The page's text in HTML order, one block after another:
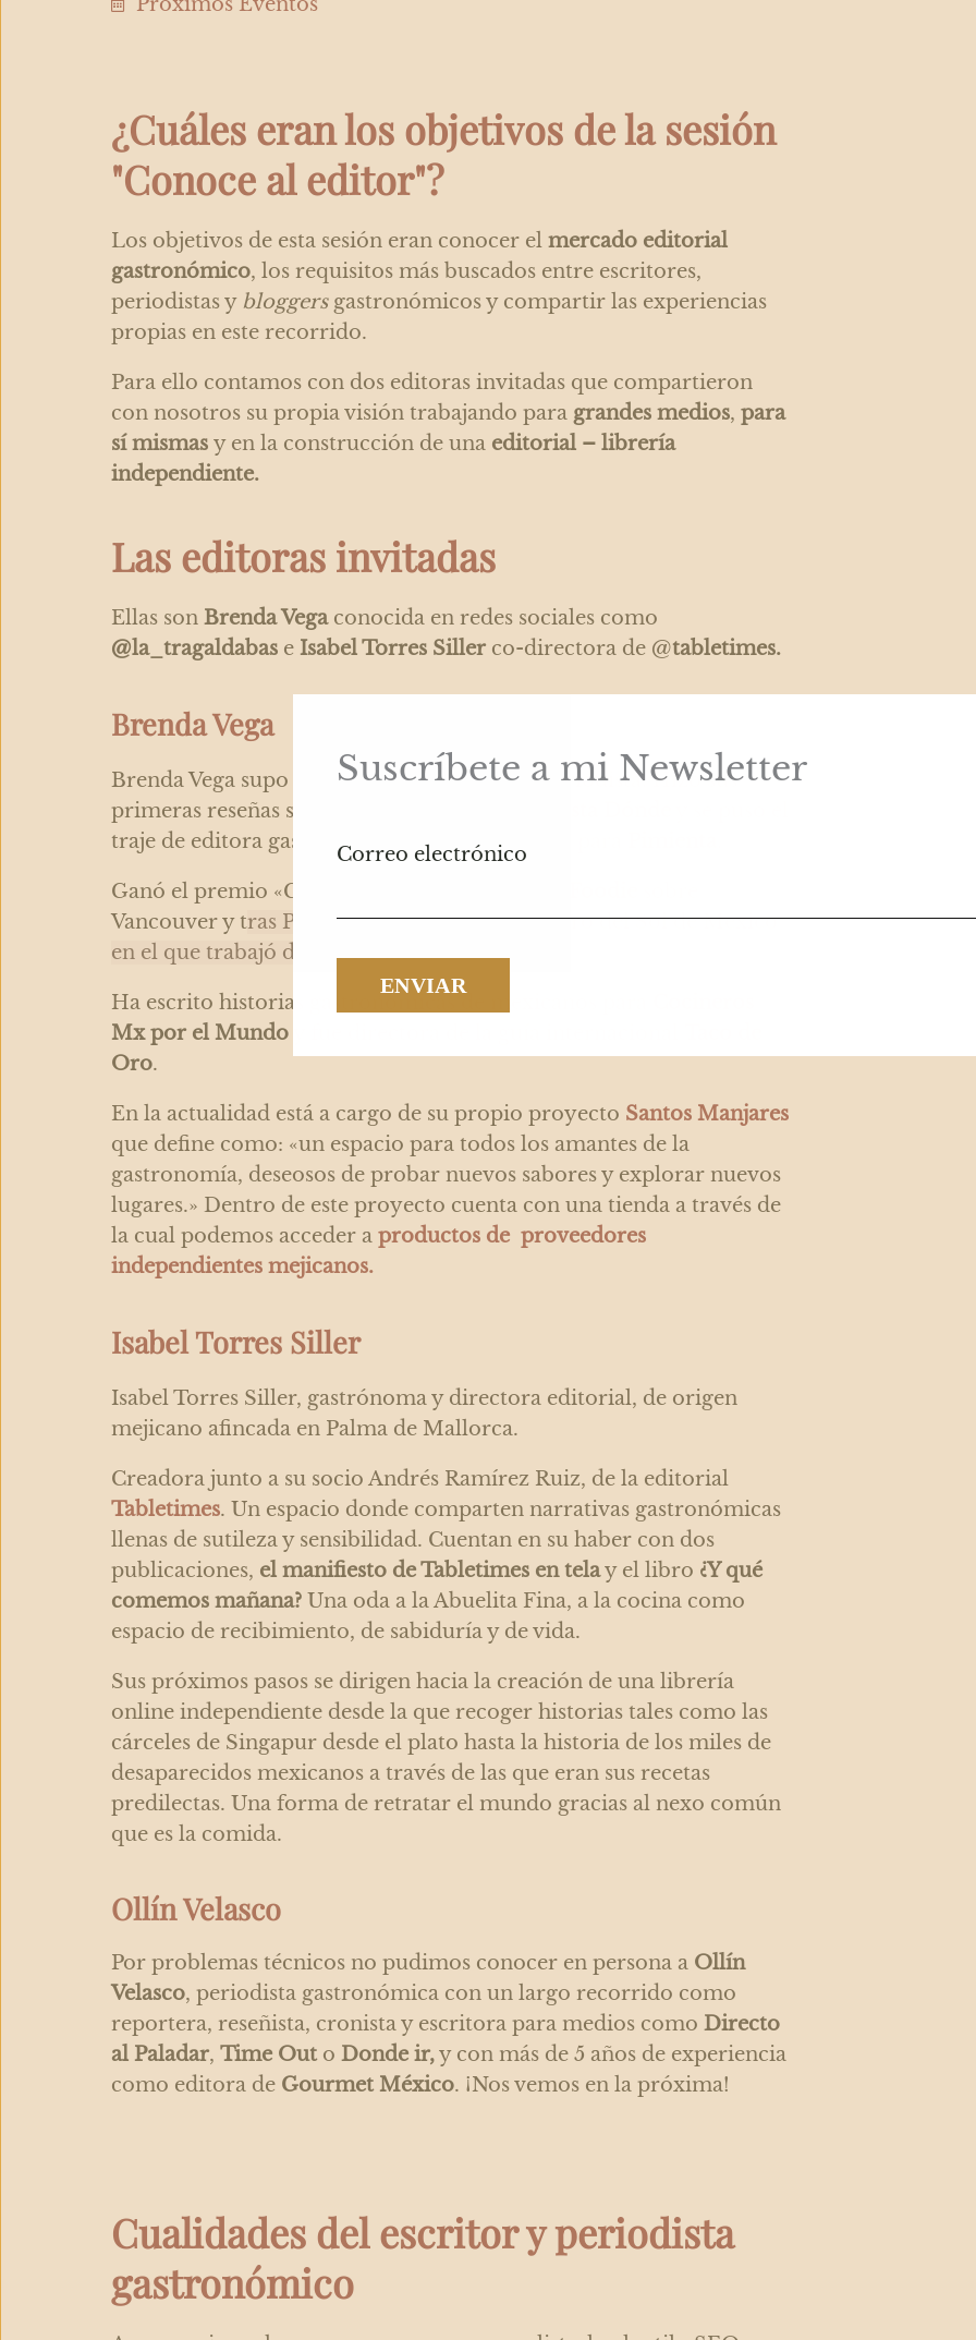
¿Cuáles eran los objetivos de la sesión
"Conoce al editor"?
Los objetivos de esta sesión eran conocer el mercado editorial
gastronómico, los requisitos más buscados entre escritores,
periodistas y bloggersgastronómicos y compartir las experiencias
propias en este recorrido.
Para ello contamos con dos editoras invitadas que compartieron
con nosotros su propia visión trabajando para grandes medios, para
sí mismas y en la construcción de una editorial – librería
independiente.
Las editoras invitadas
Ellas son Brenda Vegaconocida en redes sociales como
@la_tragaldabas e Isabel Torres Siller co-directora de @tabletimes.
Brenda Vega
Brenda Vega supo desde pequeña que sería periodista. Hizo sus
primeras reseñas sobre restaurantes en la
traje de editora gastronómica por primera vez para
Ganó el premio «Canadá a voces» por
Vancouver y tras Pimienta lanzóAderezodentro del Sol de México
en el que trabajó durante 4 años.
Ha escrito historias gastronómicas de mexicanos para
Mx por el Mundo
Oro.
En la actualidad está a cargo de su propio proyecto Santos Manjares
que define como: «un espacio para todos los amantes de la
gastronomía, deseosos de probar nuevos sabores y explorar nuevos
lugares.» Dentro de este proyecto cuenta con una tienda a través de
la cual podemos acceder a productos de proveedores
independientes mejicanos.
Isabel Torres Siller
Isabel Torres Siller, gastrónoma y directora editorial, de origen
mejicano afincada en Palma de Mallorca.
Creadora junto a su socio Andrés Ramírez Ruiz, de la editorial
Tabletimes. Un espacio donde comparten narrativas gastronómicas
llenas de sutileza y sensibilidad. Cuentan en su haber con dos
publicaciones, el manifiesto de Tabletimes en telay el libro ¿Y qué
comemos mañana? Una oda a la Abuelita Fina, a la cocina como
espacio de recibimiento, de sabiduría y de vida.
Sus próximos pasos se dirigen hacia la creación de una librería
online independiente desde la que recoger historias tales como las
cárceles de Singapur desde el plato hasta la historia de los miles de
desaparecidos mexicanos a través de las que eran sus recetas
predilectas. Una forma de retratar el mundo gracias al nexo común
que es la comida.
Ollín Velasco
Por problemas técnicos no pudimos conocer en persona a Ollín
Velasco, periodista gastronómica con un largo recorrido como
reportera, reseñista, cronista y escritora para medios como Directo
al Paladar, Time Outo Donde ir,y con más de 5 años de experiencia
como editora de Gourmet México. ¡Nos vemos en la próxima!
Cualidades del escritor y periodista
gastronómico
Suscríbete a mi Newsletter
Correo electrónico